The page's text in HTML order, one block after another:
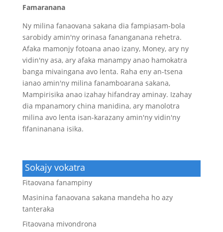
Famaranana
Ny milina fanaovana sakana dia fampiasam-bola
sarobidy amin'ny orinasa fananganana rehetra.
Afaka mamonjy fotoana anao izany, Money, ary ny
vidin'ny asa, ary afaka manampy anao hamokatra
banga mivaingana avo lenta. Raha eny an-tsena
ianao amin'ny milina fanamboarana sakana,
Mampirisika anao izahay hifandray aminay. Izahay
dia mpanamory china manidina, ary manolotra
milina avo lenta isan-karazany amin'ny vidin'ny
fifaninanana isika.
Sokajy vokatra
Fitaovana fanampiny
Masinina fanaovana sakana mandeha ho azy
tanteraka
Fitaovana mivondrona